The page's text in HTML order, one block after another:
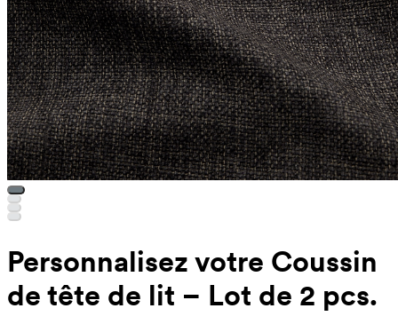
Personnalisez votre Coussin
de tête de lit – Lot de 2 pcs.